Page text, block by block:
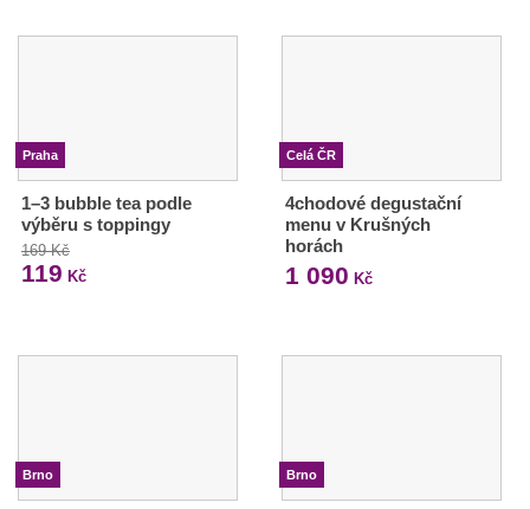
Praha
1–3 bubble tea podle
výběru s toppingy
169 Kč
119 Kč
Celá ČR
4chodové degustační
menu v Krušných
horách
1 090 Kč
Brno Brno